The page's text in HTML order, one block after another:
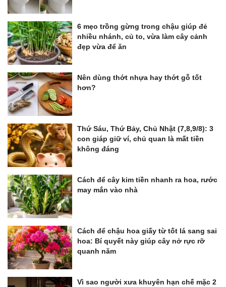
6 mẹo trồng gừng trong chậu giúp đẻ
nhiều nhánh, củ to, vừa làm cây cảnh
đẹp vừa để ăn
Nên dùng thớt nhựa hay thớt gỗ tốt
hơn?
Thứ Sáu, Thứ Bảy, Chủ Nhật (7,8,9/8): 3
con giáp giữ ví, chủ quan là mất tiền
không đáng
Cách để cây kim tiền nhanh ra hoa, rước
may mắn vào nhà
Cách để chậu hoa giấy từ tốt lá sang sai
hoa: Bí quyết này giúp cây nở rực rỡ
quanh năm
Vì sao người xưa khuyên hạn chế mặc 2